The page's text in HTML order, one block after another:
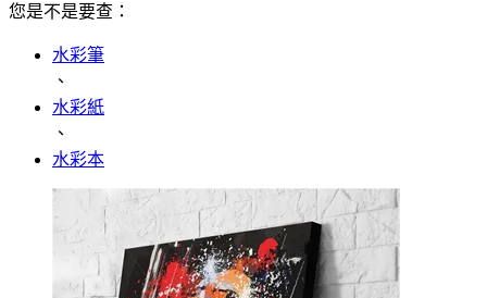
您是不是要查：
水彩筆
、
水彩紙
、
水彩本